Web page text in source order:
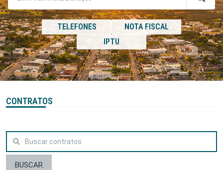
TELEFONES
NOTA FISCAL
IPTU
CONTRATOS
BUSCAR